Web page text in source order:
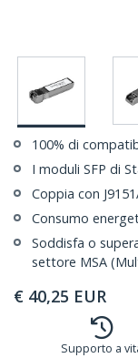
100% di
I moduli SFP di
Coppia con
Consumo
Soddisfa o
settore MSA
€ 40,25 EUR
Supporto a